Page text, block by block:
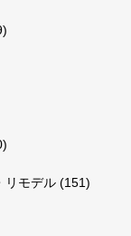
リモデル (151)